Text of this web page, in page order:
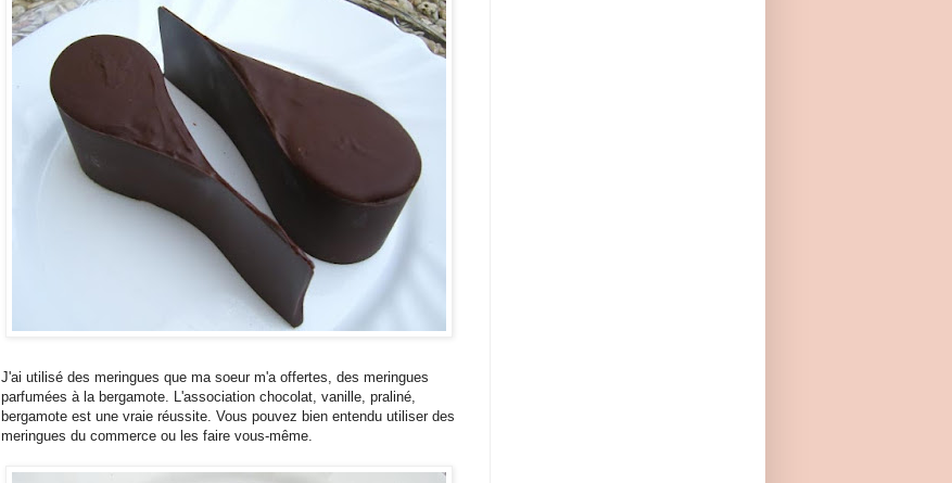
J'ai utilisé des meringues que ma soeur m'a offertes, des meringues
parfumées à la bergamote. L'association chocolat, vanille, praliné,
bergamote est une vraie réussite. Vous pouvez bien entendu utiliser des
meringues du commerce ou les faire vous-même.